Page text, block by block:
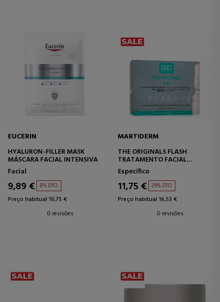
EUCERIN
HYALURON-FILLER MASK
MÁSCARA FACIAL INTENSIVA
Facial
9,89 € 8% DTO.
Preço habitual 10,75 €
0 revisões
MARTIDERM
THE ORIGINALS FLASH
TRATAMENTO FACIAL
RADIANCE
Específico
11,75 € 29% DTO.
Preço habitual 16,53 €
0 revisões